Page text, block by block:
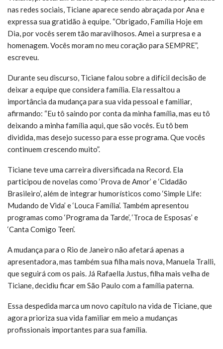
nas redes sociais, Ticiane aparece sendo abraçada por Ana e
expressa sua gratidão à equipe. “Obrigado, Família Hoje em
Dia, por vocês serem tão maravilhosos. Amei a surpresa e a
homenagem. Vocês moram no meu coração para SEMPRE”,
escreveu.
Durante seu discurso, Ticiane falou sobre a difícil decisão de
deixar a equipe que considera família. Ela ressaltou a
importância da mudança para sua vida pessoal e familiar,
afirmando: “Eu tô saindo por conta da minha família, mas eu tô
deixando a minha família aqui, que são vocês. Eu tô bem
dividida, mas desejo sucesso para esse programa. Que vocês
continuem crescendo muito”.
Ticiane teve uma carreira diversificada na Record. Ela
participou de novelas como ‘Prova de Amor’ e ‘Cidadão
Brasileiro’, além de integrar humorísticos como ‘Simple Life:
Mudando de Vida’ e ‘Louca Família’. Também apresentou
programas como ‘Programa da Tarde’, ‘Troca de Esposas’ e
‘Canta Comigo Teen’.
A mudança para o Rio de Janeiro não afetará apenas a
apresentadora, mas também sua filha mais nova, Manuela Tralli,
que seguirá com os pais. Já Rafaella Justus, filha mais velha de
Ticiane, decidiu ficar em São Paulo com a família paterna.
Essa despedida marca um novo capítulo na vida de Ticiane, que
agora prioriza sua vida familiar em meio a mudanças
profissionais importantes para sua família.